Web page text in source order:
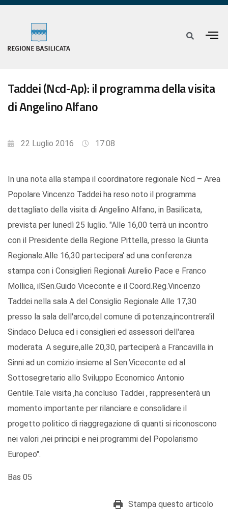
Taddei (Ncd-Ap): il programma della visita
di Angelino Alfano
22 Luglio 2016 17:08
In una nota alla stampa il coordinatore regionale Ncd – Area
Popolare Vincenzo Taddei ha reso noto il programma
dettagliato della visita di Angelino Alfano, in Basilicata,
prevista per lunedì 25 luglio. "Alle 16,00 terrà un incontro
con il Presidente della Regione Pittella, presso la Giunta
Regionale.Alle 16,30 partecipera' ad una conferenza
stampa con i Consiglieri Regionali Aurelio Pace e Franco
Mollica, ilSen.Guido Viceconte e il Coord.Reg.Vincenzo
Taddei nella sala A del Consiglio Regionale Alle 17,30
presso la sala dell'arco,del comune di potenza,incontrera'il
Sindaco Deluca ed i consiglieri ed assessori dell'area
moderata. A seguire,alle 20,30, parteciperà a Francavilla in
Sinni ad un comizio insieme al Sen.Viceconte ed al
Sottosegretario allo Sviluppo Economico Antonio
Gentile.Tale visita ,ha concluso Taddei , rappresenterà un
momento importante per rilanciare e consolidare il
progetto politico di riaggregazione di quanti si riconoscono
nei valori ,nei principi e nei programmi del Popolarismo
Europeo".
Bas 05
Stampa questo articolo